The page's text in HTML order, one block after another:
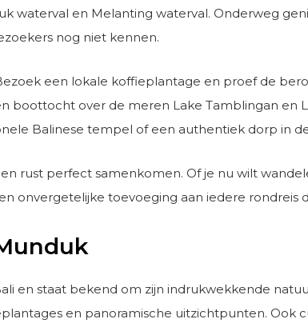
waterval en Melanting waterval. Onderweg
nog niet kennen.
een lokale koffieplantage en proef de
boottocht over de meren Lake Tamblingan en
Balinese tempel of een authentiek dorp in
rust perfect samenkomen. Of je nu wilt
onvergetelijke toevoeging aan iedere rondreis
en staat bekend om zijn indrukwekkende
en panoramische uitzichtpunten. Ook